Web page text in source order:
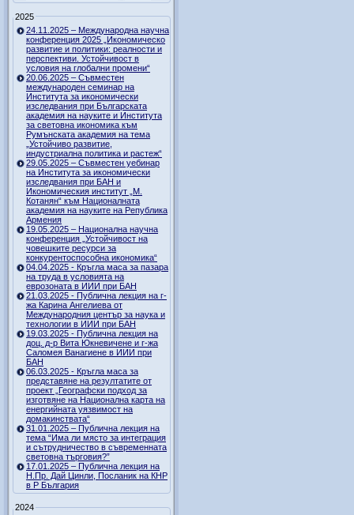
2025
24.11.2025 – Международна научна
конференция 2025 „Икономическо
развитие и политики: реалности и
перспективи. Устойчивост в
условия на глобални промени“
20.06.2025 – Съвместен
международен семинар на
Института за икономически
изследвания при Българската
академия на науките и Института
за световна икономика към
Румънската академия на тема
„Устойчиво развитие,
индустриална политика и растеж“
29.05.2025 – Съвместен уебинар
на Института за икономически
изследвания при БАН и
Икономическия институт „М.
Котанян“ към Националната
академия на науките на Република
Армения
19.05.2025 – Национална научна
конференция „Устойчивост на
човешките ресурси за
конкурентоспособна икономика“
04.04.2025 - Кръгла маса за пазара
на труда в условията на
еврозоната в ИИИ при БАН
21.03.2025 - Публична лекция на г-
жа Карина Ангелиева от
Международния център за наука и
технологии в ИИИ при БАН
19.03.2025 - Публична лекция на
доц. д-р Вита Юкневичене и г-жа
Саломея Ванагиене в ИИИ при
БАН
06.03.2025 - Кръгла маса за
представяне на резултатите от
проект „Географски подход за
изготвяне на Национална карта на
енергийната уязвимост на
домакинствата“
31.01.2025 – Публична лекция на
тема “Има ли място за интеграция
и сътрудничество в съвременната
световна търговия?”
17.01.2025 – Публична лекция на
Н.Пр. Дай Цинли, Посланик на КНР
в Р България
2024